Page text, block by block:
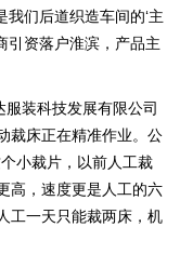
们后道织造车间的‘主
引资落户淮滨，产品主
装科技发展有限公司
裁床正在精准作业。公
小裁片，以前人工裁
高，速度更是人工的六
工一天只能裁两床，机